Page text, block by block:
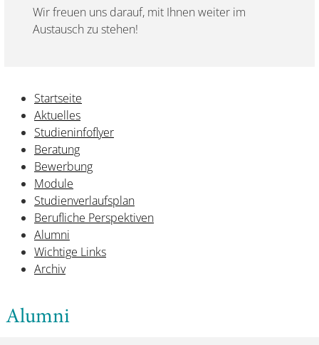
Wir freuen uns darauf, mit Ihnen weiter im
Austausch zu stehen!
Startseite
Aktuelles
Studieninfoflyer
Beratung
Bewerbung
Module
Studienverlaufsplan
Berufliche Perspektiven
Alumni
Wichtige Links
Archiv
Alumni